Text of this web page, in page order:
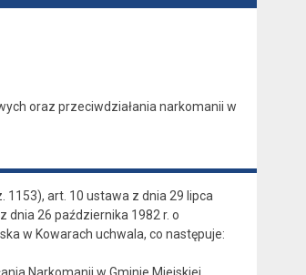
oraz przeciwdziałania narkomanii w
1153), art. 10 ustawa z dnia 29 lipca
dnia 26 października 1982 r. o
w Kowarach uchwala, co następuje:
Narkomanii w Gminie Miejskiej